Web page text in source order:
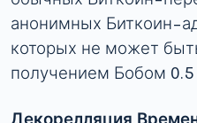
анонимных Биткоин-
которых не может
получением Бобом 0.5